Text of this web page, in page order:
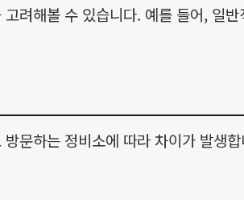
고려해볼 수 있습니다. 예를 들어, 일
문하는 정비소에 따라 차이가 발생